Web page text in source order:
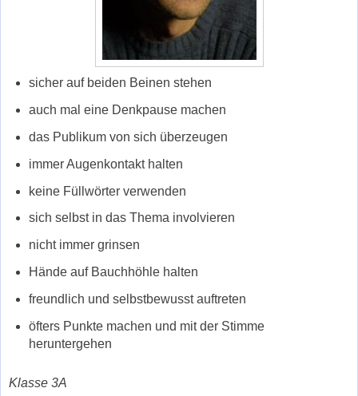
sicher auf beiden Beinen stehen
auch mal eine Denkpause machen
das Publikum von sich überzeugen
immer Augenkontakt halten
keine Füllwörter verwenden
sich selbst in das Thema involvieren
nicht immer grinsen
Hände auf Bauchhöhle halten
freundlich und selbstbewusst auftreten
öfters Punkte machen und mit der Stimme
heruntergehen
Klasse 3A